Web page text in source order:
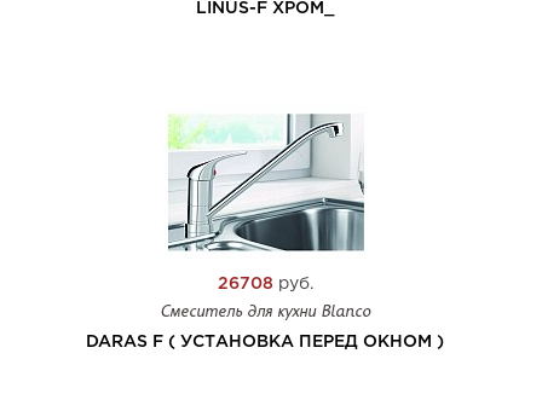
LINUS-F ХРОМ_
26708 руб.
Смеситель для кухни Blanco
DARAS F ( УСТАНОВКА ПЕРЕД ОКНОМ )